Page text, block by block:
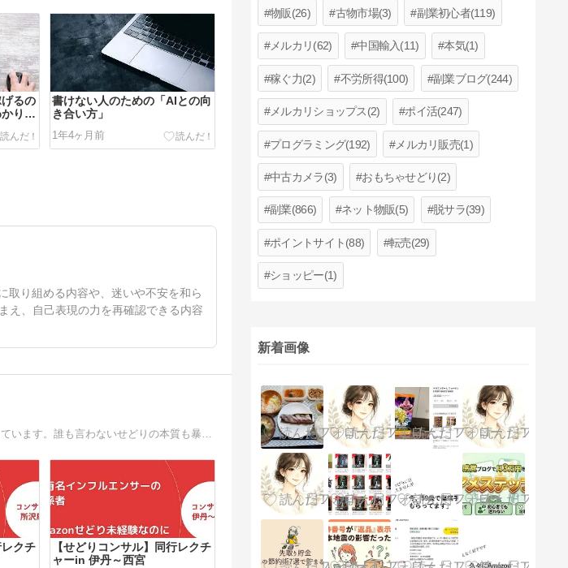
げるの
りま
書けない人のための「AIとの向
き合い方」
1年4ヶ月前
取り組める内容や、迷いや不安を和ら
え、自己表現の力を再確認できる内容
圧倒的仕入れ方法で、圧倒的利益(利益率５０％超)をたたき出す中古せどらーを次々生み出しています。誰も言わないせどりの本質も暴露します。
レクチ
【せどりコンサル】同行レクチ
ャーin 伊丹～西宮
物販(26) 古物市場(3) 副業初心者(119)
メルカリ(62) 中国輸入(11) 本気(1)
稼ぐ力(2) 不労所得(100) 副業ブログ(244)
メルカリショップス(2) ポイ活(247)
プログラミング(192) メルカリ販売(1)
中古カメラ(3) おもちゃせどり(2)
副業(866) ネット物販(5) 脱サラ(39)
ポイントサイト(88) 転売(29)
ショッピー(1)
新着画像